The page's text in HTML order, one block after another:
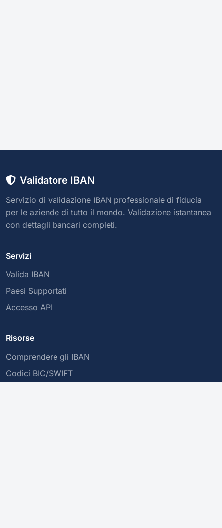
Validatore IBAN
Servizio di validazione IBAN professionale di fiducia
per le aziende di tutto il mondo. Validazione istantanea
con dettagli bancari completi.
Servizi
Valida IBAN
Paesi Supportati
Accesso API
Risorse
Comprendere gli IBAN
Codici BIC/SWIFT